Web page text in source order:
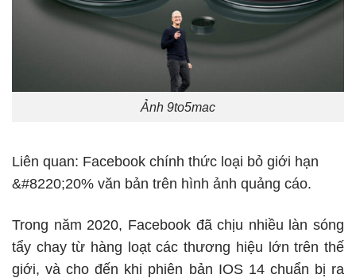
Ảnh 9to5mac
Liên quan: Facebook chính thức loại bỏ giới hạn
&#8220;20% văn bản trên hình ảnh quảng cáo.
Trong năm 2020, Facebook đã chịu nhiều làn sóng
tẩy chay từ hàng loạt các thương hiệu lớn trên thế
giới, và cho đến khi phiên bản IOS 14 chuẩn bị ra